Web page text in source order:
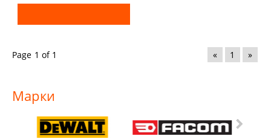
Page 1 of 1 « 1 »
Марки